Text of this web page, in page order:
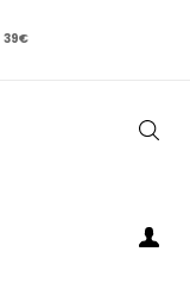
39€